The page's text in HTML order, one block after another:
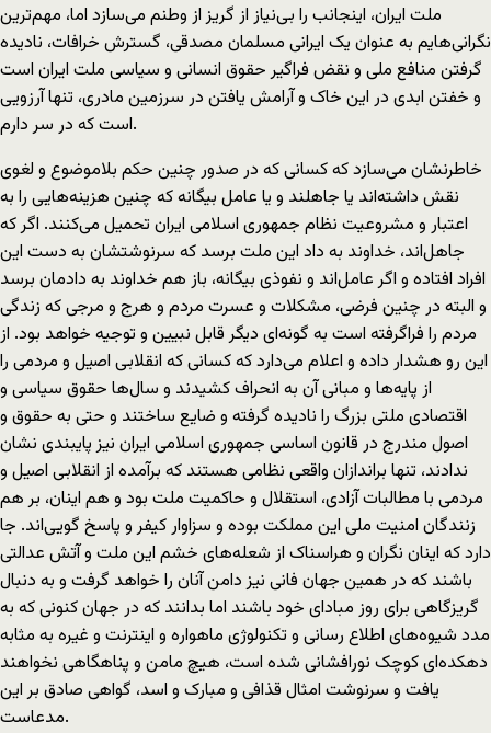
ملت ایران، اینجانب را بی‌نیاز از گریز از وطنم می‌سازد اما، مهم‌ترین
نگرانی‌هایم به عنوان یک ایرانی مسلمان مصدقی، گسترش خرافات، نادیده
گرفتن منافع ملی و نقض فراگیر حقوق انسانی و سیاسی ملت ایران است
و خفتن ابدی در این خاک و آرامش یافتن در سرزمین مادری، تنها آرزویی
است که در سر دارم.
خاطرنشان می‌سازد که کسانی که در صدور چنین حکم بلاموضوع و لغوی
نقش داشته‌اند یا جاهلند و یا عامل بیگانه که چنین هزینه‌هایی را به
اعتبار و مشروعیت نظام جمهوری اسلامی ایران تحمیل می‌کنند. اگر که
جاهل‌اند، خداوند به داد این ملت برسد که سرنوشتشان به دست این
افراد افتاده و اگر عامل‌اند و نفوذی بیگانه، باز هم خداوند به دادمان برسد
و البته در چنین فرضی، مشکلات و عسرت مردم و هرج و مرجی که زندگی
مردم را فراگرفته است به گونه‌ای دیگر قابل نبیین و توجیه خواهد بود. از
این رو هشدار داده و اعلام می‌دارد که کسانی که انقلابی اصیل و مردمی را
از پایه‌ها و مبانی آن به انحراف کشیدند و سال‌ها حقوق سیاسی و
اقتصادی ملتی بزرگ را نادیده گرفته و ضایع ساختند و حتی به حقوق و
اصول مندرج در قانون اساسی جمهوری اسلامی ایران نیز پایبندی نشان
ندادند، تنها براندازان واقعی نظامی هستند که برآمده از انقلابی اصیل و
مردمی با مطالبات آزادی، استقلال و حاکمیت ملت بود و هم اینان، بر هم
زنندگان امنیت ملی این مملکت بوده و سزاوار کیفر و پاسخ گویی‌اند. جا
دارد که اینان نگران و هراسناک از شعله‌های خشم این ملت و آتش عدالتی
باشند که در همین جهان فانی نیز دامن آنان را خواهد گرفت و به دنبال
گریزگاهی برای روز مبادای خود باشند اما بدانند که در جهان کنونی که به
مدد شیوه‌های اطلاع رسانی و تکنولوژی ماهواره و اینترنت و غیره به مثابه
دهکده‌ای کوچک نورافشانی شده است، هیچ مامن و پناهگاهی نخواهند
یافت و سرنوشت امثال قذافی و مبارک و اسد، گواهی صادق بر این
مدعاست.